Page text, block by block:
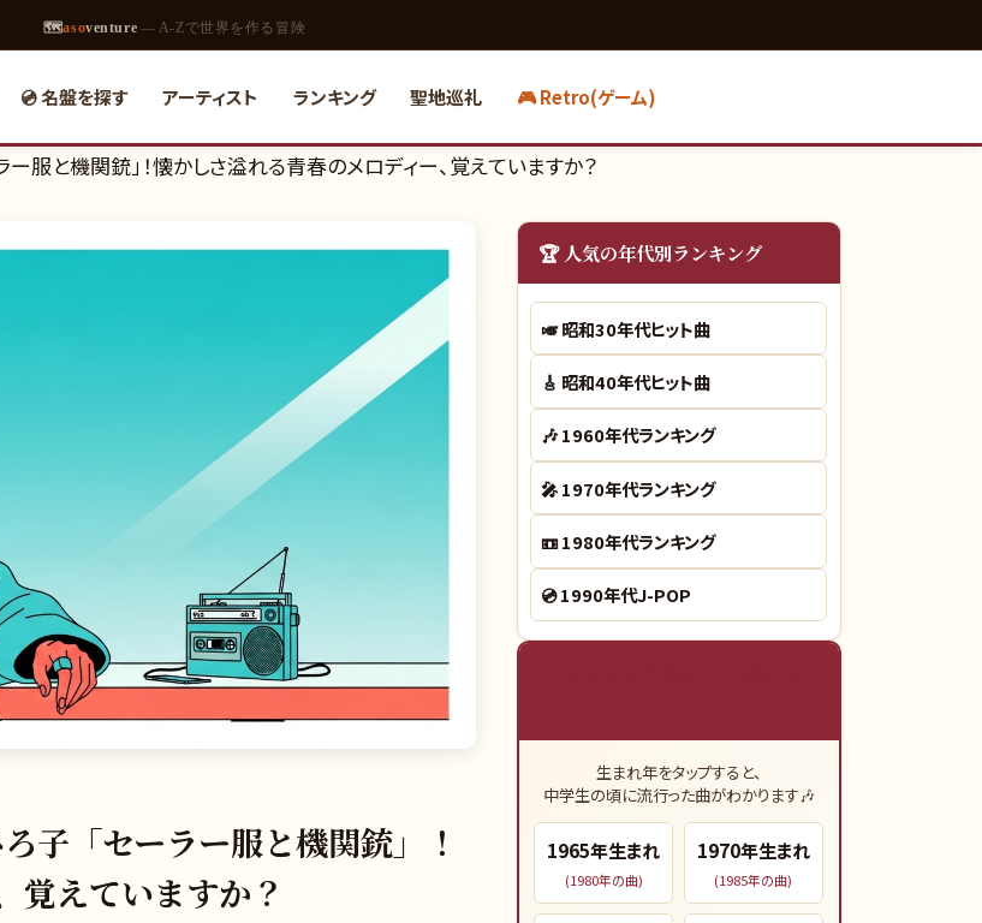
🗺asoventure — A-Zで世界を作る冒険
💿 名盤を探す アーティスト ランキング 聖地巡礼 🎮 Retro(ゲーム)
ー服と機関銃」！懐かしさ溢れる青春のメロディー、覚えていますか？
子「セーラー服と機関銃」！
覚えていますか？
🏆 人気の年代別ランキング
🎺昭和30年代ヒット曲
🎸 昭和40年代ヒット曲
🎶1960年代ランキング
🎤1970年代ランキング
📼1980年代ランキング
💿1990年代J-POP
生まれ年をタップすると、
中学生の頃に流行った曲がわかります🎶
1965年生まれ
(1980年の曲)
1970年生まれ
(1985年の曲)